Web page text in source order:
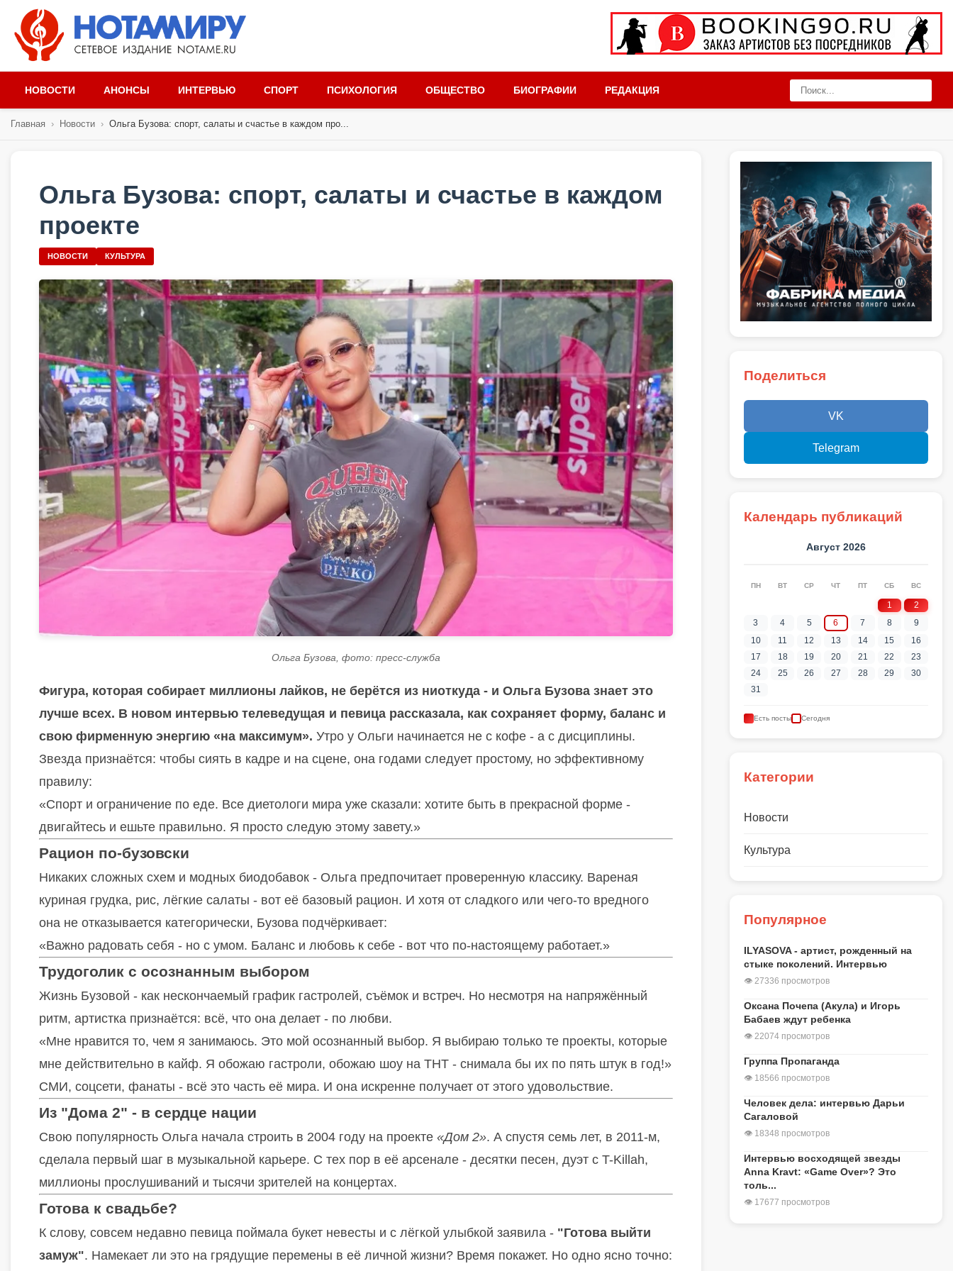
НОВОСТИ АНОНСЫ ИНТЕРВЬЮ СПОРТ ПСИХОЛОГИЯ ОБЩЕСТВО БИОГРАФИИ РЕДАКЦИЯ
Главная › Новости › Ольга Бузова: спорт, салаты и счастье в каждом про...
Ольга Бузова: спорт, салаты и счастье в каждом
проекте
НОВОСТИ КУЛЬТУРА
Ольга Бузова, фото: пресс-служба
Фигура, которая собирает миллионы лайков, не берётся из ниоткуда - и Ольга Бузова знает это
лучше всех. В новом интервью телеведущая и певица рассказала, как сохраняет форму, баланс и
свою фирменную энергию «на максимум». Утро у Ольги начинается не с кофе - а с дисциплины.
Звезда признаётся: чтобы сиять в кадре и на сцене, она годами следует простому, но эффективному
правилу:
«Спорт и ограничение по еде. Все диетологи мира уже сказали: хотите быть в прекрасной форме -
двигайтесь и ешьте правильно. Я просто следую этому завету.»
Рацион по-бузовски
Никаких сложных схем и модных биодобавок - Ольга предпочитает проверенную классику. Вареная
куриная грудка, рис, лёгкие салаты - вот её базовый рацион. И хотя от сладкого или чего-то вредного
она не отказывается категорически, Бузова подчёркивает:
«Важно радовать себя - но с умом. Баланс и любовь к себе - вот что по-настоящему работает.»
Трудоголик с осознанным выбором
Жизнь Бузовой - как нескончаемый график гастролей, съёмок и встреч. Но несмотря на напряжённый
ритм, артистка признаётся: всё, что она делает - по любви.
«Мне нравится то, чем я занимаюсь. Это мой осознанный выбор. Я выбираю только те проекты, которые
мне действительно в кайф. Я обожаю гастроли, обожаю шоу на ТНТ - снимала бы их по пять штук в год!»
СМИ, соцсети, фанаты - всё это часть её мира. И она искренне получает от этого удовольствие.
Из "Дома 2" - в сердце нации
Свою популярность Ольга начала строить в 2004 году на проекте «Дом 2». А спустя семь лет, в 2011-м,
сделала первый шаг в музыкальной карьере. С тех пор в её арсенале - десятки песен, дуэт с T-Killah,
миллионы прослушиваний и тысячи зрителей на концертах.
Готова к свадьбе?
К слову, совсем недавно певица поймала букет невесты и с лёгкой улыбкой заявила - "Готова выйти
замуж". Намекает ли это на грядущие перемены в её личной жизни? Время покажет. Но одно ясно точно:
Поделиться
VK
Telegram
Календарь публикаций
Август 2026
ПН ВТ СР ЧТ ПТ СБ ВС
1
2
3
4 5 6 7 8
9
10
11 12 13 14 15
16
17
18 19 20 21 22
23
24
25 26 27 28 29
30
31
Есть посты Сегодня
Категории
Новости
Культура
Популярное
ILYASOVA - артист, рожденный на
стыке поколений. Интервью
👁 27336 просмотров
Оксана Почепа (Акула) и Игорь
Бабаев ждут ребенка
👁 22074 просмотров
Группа Пропаганда
👁 18566 просмотров
Человек дела: интервью Дарьи
Сагаловой
👁 18348 просмотров
Интервью восходящей звезды
Anna Kravt: «Game Over»? Это
толь...
👁 17677 просмотров